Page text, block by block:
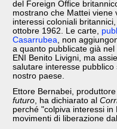
del Foreign Office
mostrano che Mattei viene
interessi coloniali
ottobre 1962. Le carte,
Casarrubea, non
a quanto pubblicate già
ENI Benito Livigni, ma
salutare interesse
nostro paese.
Ettore Bernabei,
futuro, ha dichiarato al
perché "colpiva interessi
movimenti di liberazione